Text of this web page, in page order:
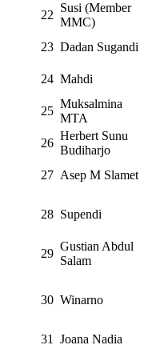
22
Susi (Member
MMC)
23 Dadan Sugandi
24 Mahdi
25
Muksalmina
MTA
26
Herbert Sunu
Budiharjo
27 Asep M Slamet
28 Supendi
29
Gustian Abdul
Salam
30 Winarno
31
Joana Nadia